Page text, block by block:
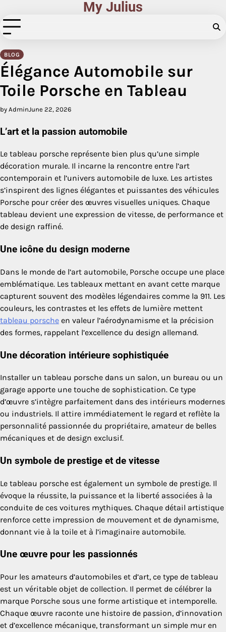
to
content
My Julius
BLOG
Élégance Automobile sur
Toile Porsche en Tableau
by AdminJune 22, 2026
L’art et la passion automobile
Le tableau porsche représente bien plus qu’une simple
décoration murale. Il incarne la rencontre entre l’art
contemporain et l’univers automobile de luxe. Les artistes
s’inspirent des lignes élégantes et puissantes des véhicules
Porsche pour créer des œuvres visuelles uniques. Chaque
tableau devient une expression de vitesse, de performance et
de design raffiné.
Une icône du design moderne
Dans le monde de l’art automobile, Porsche occupe une place
emblématique. Les tableaux mettant en avant cette marque
capturent souvent des modèles légendaires comme la 911. Les
couleurs, les contrastes et les effets de lumière mettent
tableau porsche en valeur l’aérodynamisme et la précision
des formes, rappelant l’excellence du design allemand.
Une décoration intérieure sophistiquée
Installer un tableau porsche dans un salon, un bureau ou un
garage apporte une touche de sophistication. Ce type
d’œuvre s’intègre parfaitement dans des intérieurs modernes
ou industriels. Il attire immédiatement le regard et reflète la
personnalité passionnée du propriétaire, amateur de belles
mécaniques et de design exclusif.
Un symbole de prestige et de vitesse
Le tableau porsche est également un symbole de prestige. Il
évoque la réussite, la puissance et la liberté associées à la
conduite de ces voitures mythiques. Chaque détail artistique
renforce cette impression de mouvement et de dynamisme,
donnant vie à la toile et à l’imaginaire automobile.
Une œuvre pour les passionnés
Pour les amateurs d’automobiles et d’art, ce type de tableau
est un véritable objet de collection. Il permet de célébrer la
marque Porsche sous une forme artistique et intemporelle.
Chaque œuvre raconte une histoire de passion, d’innovation
et d’excellence mécanique, transformant un simple mur en